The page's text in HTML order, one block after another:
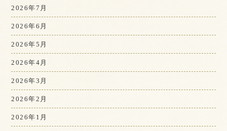
2026年7月
2026年6月
2026年5月
2026年4月
2026年3月
2026年2月
2026年1月